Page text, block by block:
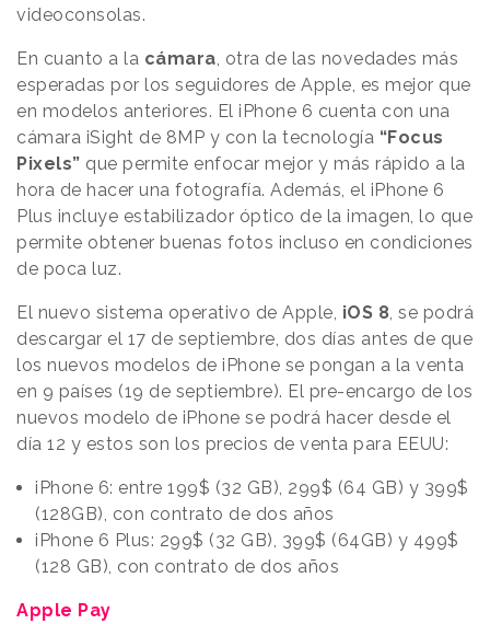
videoconsolas.
En cuanto a la cámara , otra de las novedades más
esperadas por los seguidores de Apple, es mejor que
en modelos anteriores. El iPhone 6 cuenta con una
cámara iSight de 8MP y con la tecnología “Focus
Pixels” que permite enfocar mejor y más rápido a la
hora de hacer una fotografía. Además, el iPhone 6
Plus incluye estabilizador óptico de la imagen, lo que
permite obtener buenas fotos incluso en condiciones
de poca luz.
El nuevo sistema operativo de Apple, iOS 8 , se podrá
descargar el 17 de septiembre, dos días antes de que
los nuevos modelos de iPhone se pongan a la venta
en 9 países (19 de septiembre). El pre-encargo de los
nuevos modelo de iPhone se podrá hacer desde el
día 12 y estos son los precios de venta para EEUU:
iPhone 6: entre 199$ (32 GB), 299$ (64 GB) y 399$
(128GB), con contrato de dos años
iPhone 6 Plus: 299$ (32 GB), 399$ (64GB) y 499$
(128 GB), con contrato de dos años
Apple Pay